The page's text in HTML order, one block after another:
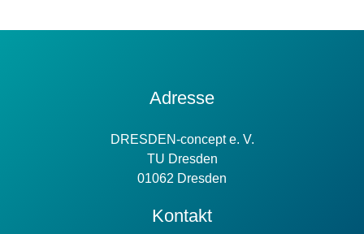
Adresse
DRESDEN-concept e. V.
TU Dresden
01062 Dresden
Kontakt